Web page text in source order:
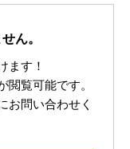
ん。
ます！
覧可能です。
お問い合わせく